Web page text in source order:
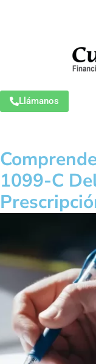
Llámanos
1099-C